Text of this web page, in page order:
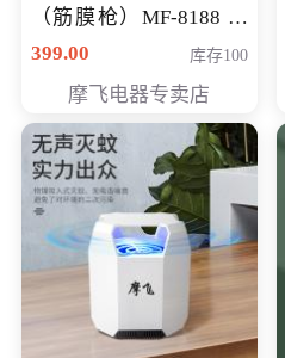
（筋膜枪）MF-8188 会
员专享价268元
399.00 库存100
摩飞电器专卖店